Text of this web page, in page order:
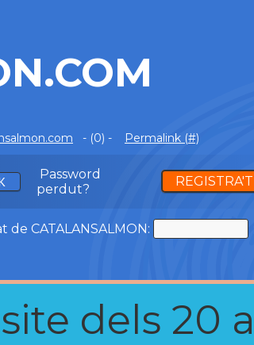
- (0) - Permalink (#)
Password
perdut?
REGISTRA'T
de CATALANSALMON:
dels 20